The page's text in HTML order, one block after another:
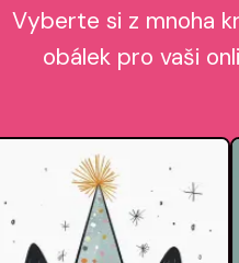
Vyberte si z mnoha
obálek pro vaši